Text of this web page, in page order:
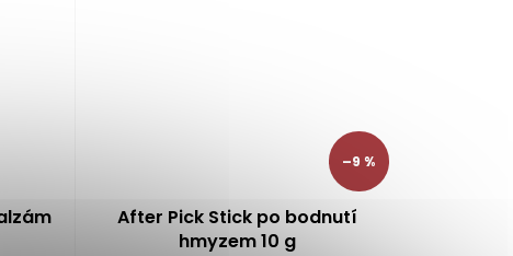
–9 %
After Pick Stick po bodnutí
hmyzem 10 g